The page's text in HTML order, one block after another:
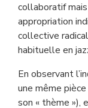
collaboratif
appropriation
collective
habituelle en
En observant
une même
son « thème »),